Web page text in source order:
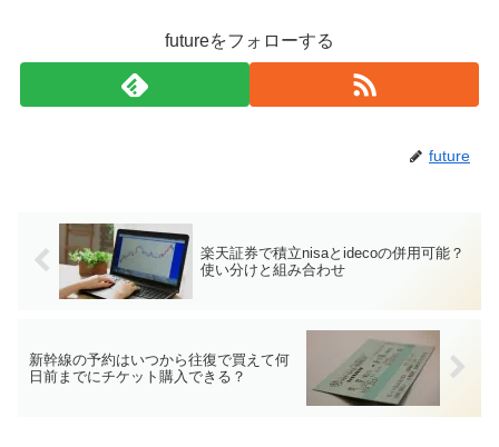
futureをフォローする
future
楽天証券で積立nisaとidecoの併用可能？
使い分けと組み合わせ
新幹線の予約はいつから往復で買えて何
日前までにチケット購入できる？